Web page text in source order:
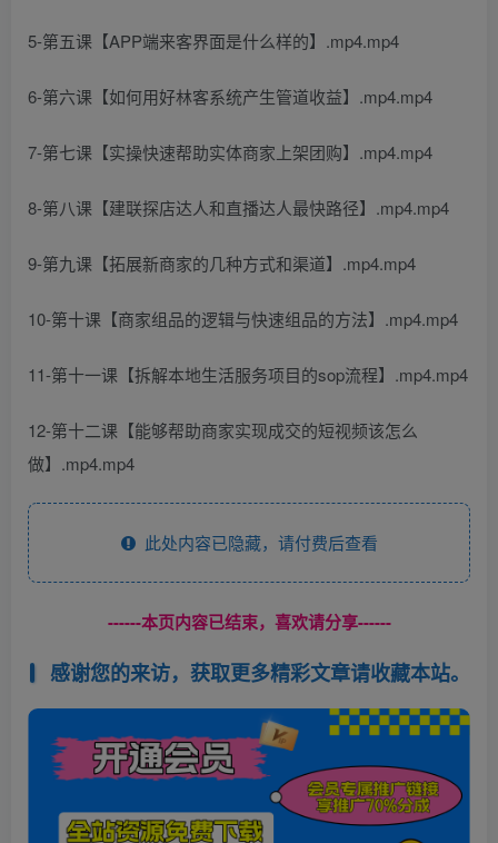
5-第五课【APP端来客界面是什么样的】.mp4.mp4
6-第六课【如何用好林客系统产生管道收益】.mp4.mp4
7-第七课【实操快速帮助实体商家上架团购】.mp4.mp4
8-第八课【建联探店达人和直播达人最快路径】.mp4.mp4
9-第九课【拓展新商家的几种方式和渠道】.mp4.mp4
10-第十课【商家组品的逻辑与快速组品的方法】.mp4.mp4
11-第十一课【拆解本地生活服务项目的sop流程】.mp4.mp4
12-第十二课【能够帮助商家实现成交的短视频该怎么
做】.mp4.mp4
此处内容已隐藏，请付费后查看
------本页内容已结束，喜欢请分享------
感谢您的来访，获取更多精彩文章请收藏本站。